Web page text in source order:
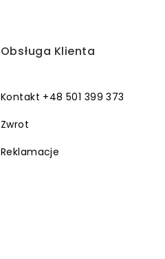
Obsługa Klienta
Kontakt +48 501 399 373
Zwrot
Reklamacje